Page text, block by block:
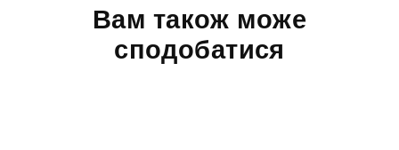
Вам також може
сподобатися